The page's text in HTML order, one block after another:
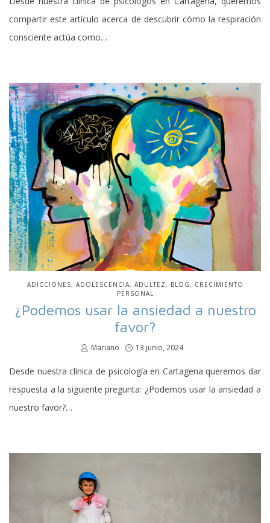
compartir este artículo acerca de descubrir cómo la respiración
consciente actúa como…
PUBLICADO
ADICCIONES ADOLESCENCIA ADULTEZ BLOG
CRECIMIENTO
PERSONAL
¿Podemos usar la ansiedad a nuestro
favor?
por
Mariano
Publicado
13 junio, 2024
Desde nuestra clínica de psicología en Cartagena queremos dar
respuesta a la siguiente pregunta: ¿Podemos usar la ansiedad a
nuestro favor?…